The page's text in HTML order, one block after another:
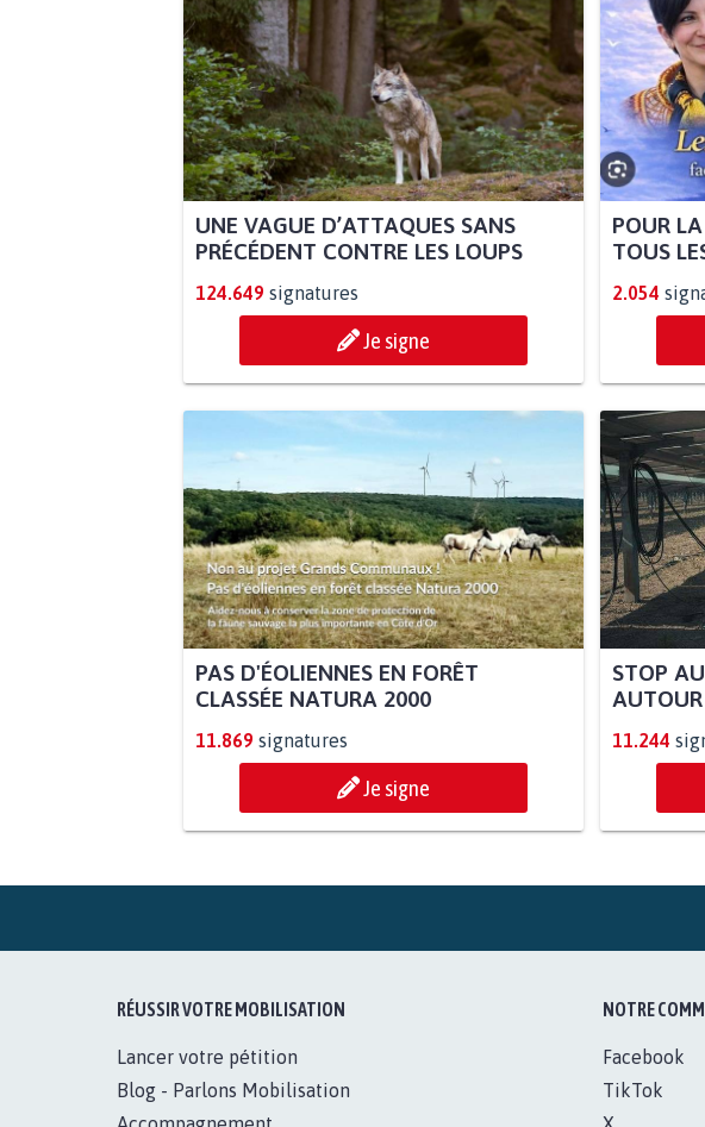
UNE VAGUE D’ATTAQUES SANS
PRÉCÉDENT CONTRE LES LOUPS
124.649 signatures
Je signe
POUR
TOUS
2.054
PAS D'ÉOLIENNES EN FORÊT
CLASSÉE NATURA 2000
11.869 signatures
Je signe
STOP
AUTOUR
11.244
RÉUSSIR VOTRE MOBILISATION
Lancer votre pétition
Blog - Parlons Mobilisation
NOTRE
Facebook
TikTok